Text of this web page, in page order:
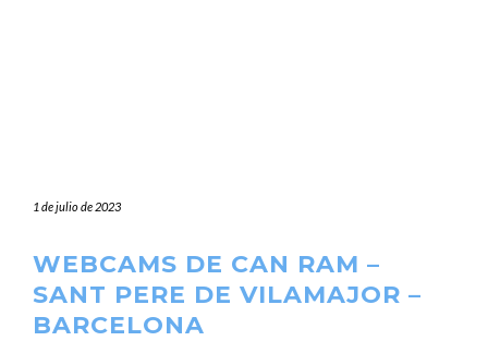
1 de julio de 2023
WEBCAMS DE CAN RAM –
SANT PERE DE VILAMAJOR –
BARCELONA